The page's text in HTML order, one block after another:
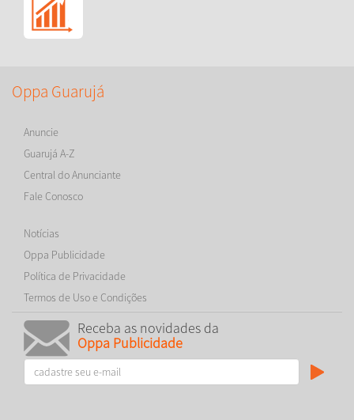
Oppa Guarujá
Anuncie
Guarujá A-Z
Central do Anunciante
Fale Conosco
Notícias
Oppa Publicidade
Política de Privacidade
Termos de Uso e Condições
Receba as novidades da
Oppa Publicidade